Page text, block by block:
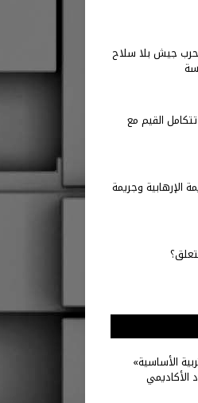
جيش بلا سلاح
القيم مع
الإرهابية وجريمة
الأساسية»
الأكاديمي